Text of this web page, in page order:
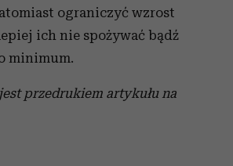
witrynie. Informacje o tym, jak
witryny, udostępniamy partnerom
reklamowym i analitycznym.
lub uzyskanymi podczas
ograniczyć wzrost
ich nie spożywać bądź
minimum.
przedrukiem artykułu na